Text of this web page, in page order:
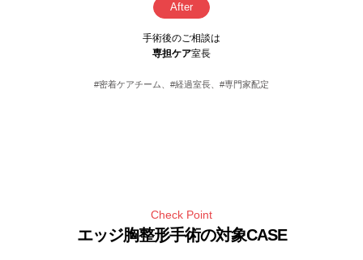
After
手術後のご相談は
専担ケア室長
#密着ケアチーム、#経過室長、#専門家配定
Check Point
エッジ胸整形手術の対象CASE